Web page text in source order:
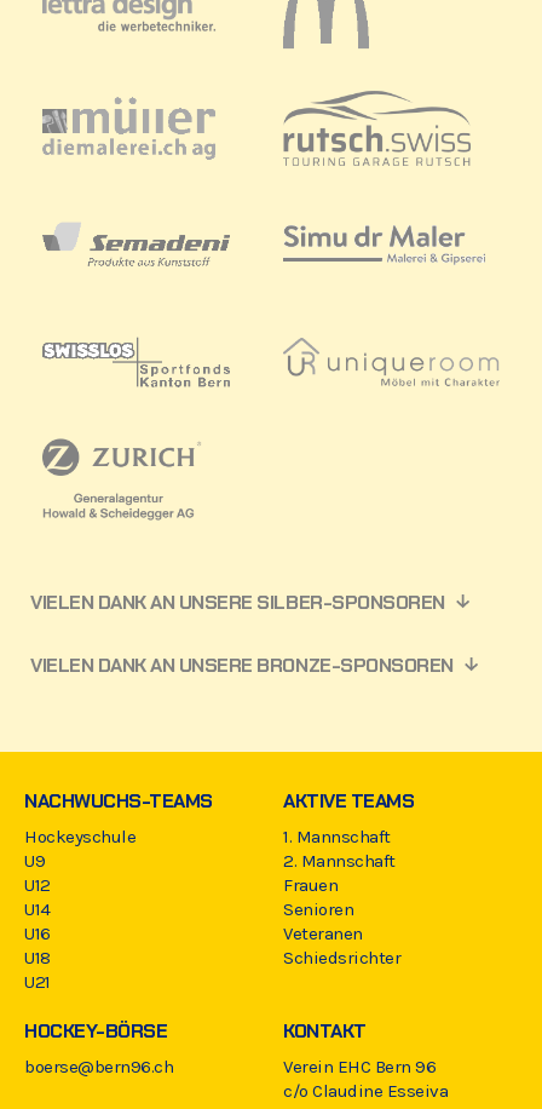
VIELEN DANK AN UNSERE SILBER-SPONSOREN
VIELEN DANK AN UNSERE BRONZE-SPONSOREN
NACHWUCHS-TEAMS
Hockeyschule
U9
U12
U14
U16
U18
U21
AKTIVE TEAMS
1. Mannschaft
2. Mannschaft
Frauen
Senioren
Veteranen
Schiedsrichter
HOCKEY-BÖRSE
boerse@bern96.ch
KONTAKT
Verein EHC Bern 96
c/o Claudine Esseiva